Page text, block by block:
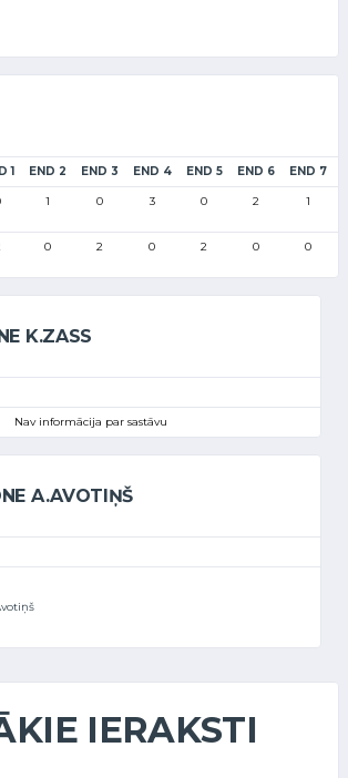
1 END 2 END 3 END 4 END 5 END 6 END 7
1 0 3 0 2 1
0 2 0 2 0 0
K.ZASS
Nav informācija par sastāvu
A.AVOTIŅŠ
IERAKSTI